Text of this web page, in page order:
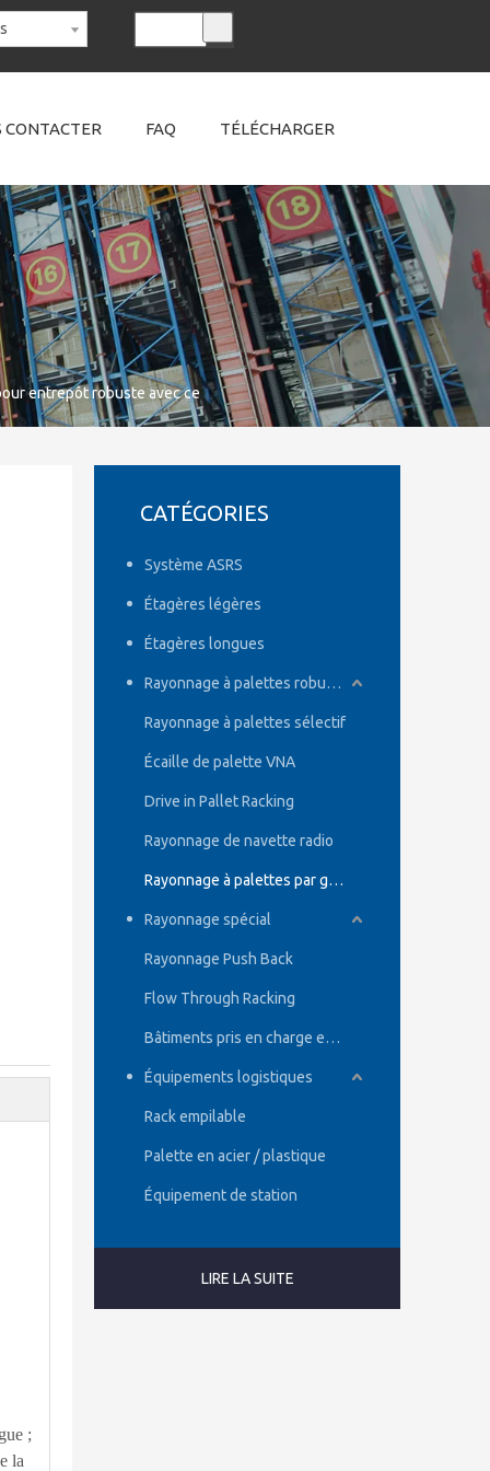
CONTACTER FAQ TÉLÉCHARGER
entrepôt robuste avec ce
;
la
CATÉGORIES
Système ASRS
Étagères légères
Étagères longues
Rayonnage à palettes robuste
Rayonnage à palettes sélectif
Écaille de palette VNA
Drive in Pallet Racking
Rayonnage de navette radio
Rayonnage à palettes par gravité
Rayonnage spécial
Rayonnage Push Back
Flow Through Racking
Bâtiments pris en charge en rack
Équipements logistiques
Rack empilable
Palette en acier / plastique
Équipement de station
LIRE LA SUITE